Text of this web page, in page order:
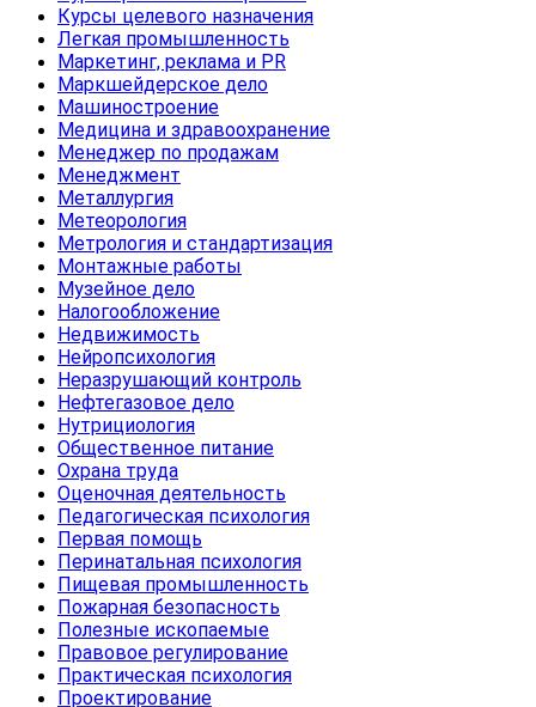
Курсы целевого назначения
Легкая промышленность
Маркетинг, реклама и PR
Маркшейдерское дело
Машиностроение
Медицина и здравоохранение
Менеджер по продажам
Менеджмент
Металлургия
Метеорология
Метрология и стандартизация
Монтажные работы
Музейное дело
Налогообложение
Недвижимость
Нейропсихология
Неразрушающий контроль
Нефтегазовое дело
Нутрициология
Общественное питание
Охрана труда
Оценочная деятельность
Педагогическая психология
Первая помощь
Перинатальная психология
Пищевая промышленность
Пожарная безопасность
Полезные ископаемые
Правовое регулирование
Практическая психология
Проектирование